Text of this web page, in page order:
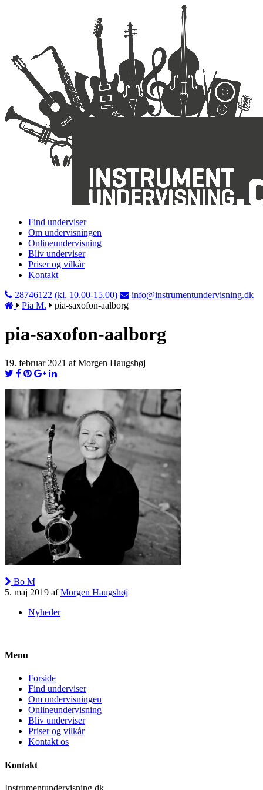
Find underviser
Om undervisningen
Onlineundervisning
Bliv underviser
Priser og vilkår
Kontakt
28746122 (kl. 10.00-15.00)
info@instrumentundervisning.dk
Pia M.
pia-saxofon-aalborg
pia-saxofon-aalborg
19. februar 2021 af Morgen Haugshøj
Bo M
5. maj 2019 afMorgen Haugshøj
Nyheder
Menu
Forside
Find underviser
Om undervisningen
Onlineundervisning
Bliv underviser
Priser og vilkår
Kontakt os
Kontakt
Instrumentundervisning.dk